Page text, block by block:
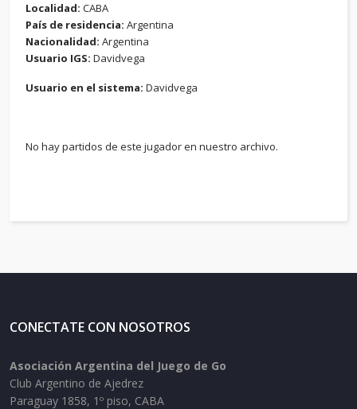
Localidad: CABA
País de residencia: Argentina
Nacionalidad: Argentina
Usuario IGS: Davidvega
Usuario en el sistema: Davidvega
No hay partidos de este jugador en nuestro archivo.
CONECTATE CON NOSOTROS
Asociación Argentina del Juego de Go
Club Argentino de Ajedrez
Paraguay 1858, 1º piso, CABA